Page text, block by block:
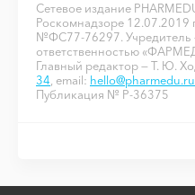
Сетевое издание
Роскомнадзоре 12.07.2019
№ФС77-76297. Учредитель
ответственностью
Главный редактор — Т. Ю.
34 , email: hello@pharmedu.ru
Публикация № P-36375